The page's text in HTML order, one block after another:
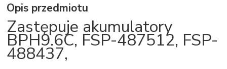
Opis przedmiotu
Zastępuje akumulatory
BPH9.6C, FSP-487512, FSP-
488437,